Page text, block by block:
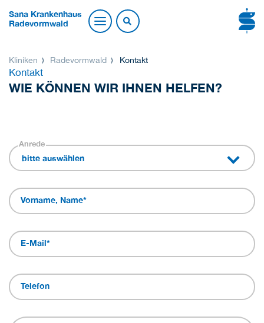
Sana Krankenhaus
Radevormwald
Kliniken Radevormwald Kontakt
Kontakt
WIE KÖNNEN WIR IHNEN HELFEN?
Anrede
bitte auswählen
Vorname, Name*
E-Mail*
Telefon